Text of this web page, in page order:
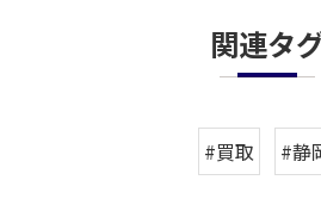
関連タ
#買取 #静